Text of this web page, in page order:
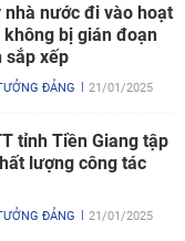
nhà nước đi vào hoạt
bị gián đoạn
sắp xếp
ĐẢNG 21/01/2025
tỉnh Tiền Giang tập
lượng công tác
ĐẢNG 21/01/2025